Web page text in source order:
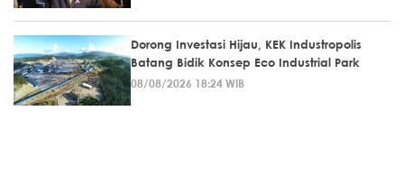
Dorong Investasi Hijau, KEK Industropolis
Batang Bidik Konsep Eco Industrial Park
08/08/2026 18:24 WIB